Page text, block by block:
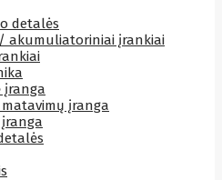
detalės
akumuliatoriniai įrankiai
įranga
įranga